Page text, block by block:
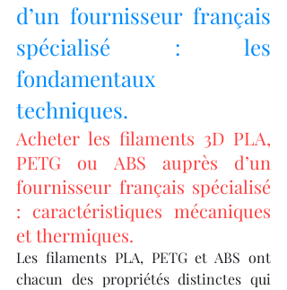
d’un fournisseur français
spécialisé : les
fondamentaux
techniques.
Acheter les filaments 3D PLA,
PETG ou ABS auprès d’un
fournisseur français spécialisé
: caractéristiques mécaniques
et thermiques.
Les filaments PLA, PETG et ABS ont
chacun des propriétés distinctes qui